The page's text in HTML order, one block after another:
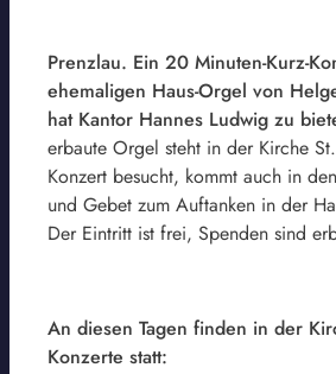
Prenzlau. Ein 20 Minuten-Kurz-
ehemaligen Haus-Orgel von
hat Kantor Hannes Ludwig zu
erbaute Orgel steht in der Kirche
Konzert besucht, kommt auch in
und Gebet zum Auftanken in der
Der Eintritt ist frei, Spenden sind
An diesen Tagen finden in der
Konzerte statt: